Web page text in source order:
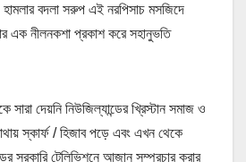
হামলার বদলা সরুপ এই নরপিসাচ মসজিদে
এক নীলনকশা প্রকাশ করে সহানুভতি
সারা দেয়নি নিউজিল্যান্ডের খ্রিস্টান সমাজ ও
স্কার্ফ / হিজাব পড়ে এবং এখন থেকে
সরকারি টেলিভিশনে আজান সম্প্রচার করার